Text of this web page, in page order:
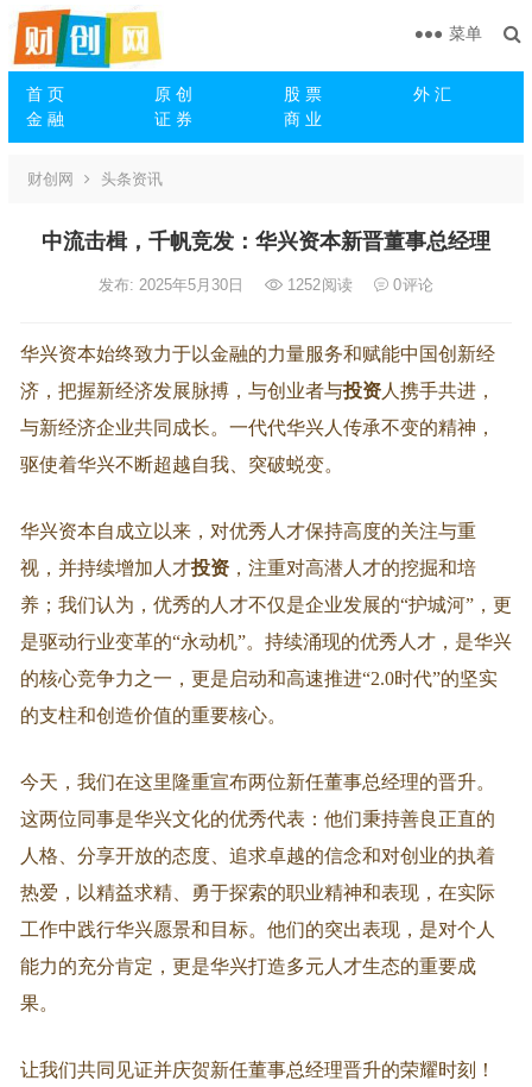
首 页 原 创 股 票
外 汇
金 融
证 券 商 业
菜单
财创网 头条资讯
中流击楫，千帆竞发：华兴资本新晋董事总经理
发布: 2025年5月30日 1252阅读 0评论
华兴资本始终致力于以金融的力量服务和赋能中国创新经
济，把握新经济发展脉搏，与创业者与投资人携手共进，
与新经济企业共同成长。一代代华兴人传承不变的精神，
驱使着华兴不断超越自我、突破蜕变。
华兴资本自成立以来，对优秀人才保持高度的关注与重
视，并持续增加人才投资，注重对高潜人才的挖掘和培
养；我们认为，优秀的人才不仅是企业发展的“护城河”，更
是驱动行业变革的“永动机”。持续涌现的优秀人才，是华兴
的核心竞争力之一，更是启动和高速推进“2.0时代”的坚实
的支柱和创造价值的重要核心。
今天，我们在这里隆重宣布两位新任董事总经理的晋升。
这两位同事是华兴文化的优秀代表：他们秉持善良正直的
人格、分享开放的态度、追求卓越的信念和对创业的执着
热爱，以精益求精、勇于探索的职业精神和表现，在实际
工作中践行华兴愿景和目标。他们的突出表现，是对个人
能力的充分肯定，更是华兴打造多元人才生态的重要成
果。
让我们共同见证并庆贺新任董事总经理晋升的荣耀时刻！